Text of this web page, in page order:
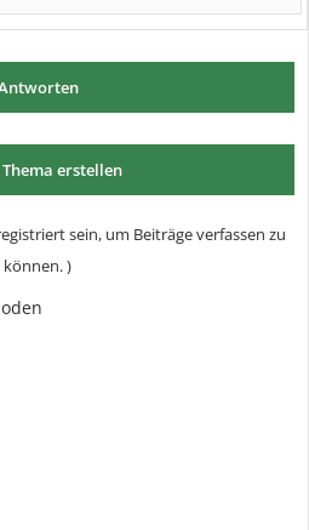
Thema erstellen
sein, um Beiträge verfassen zu
können. )